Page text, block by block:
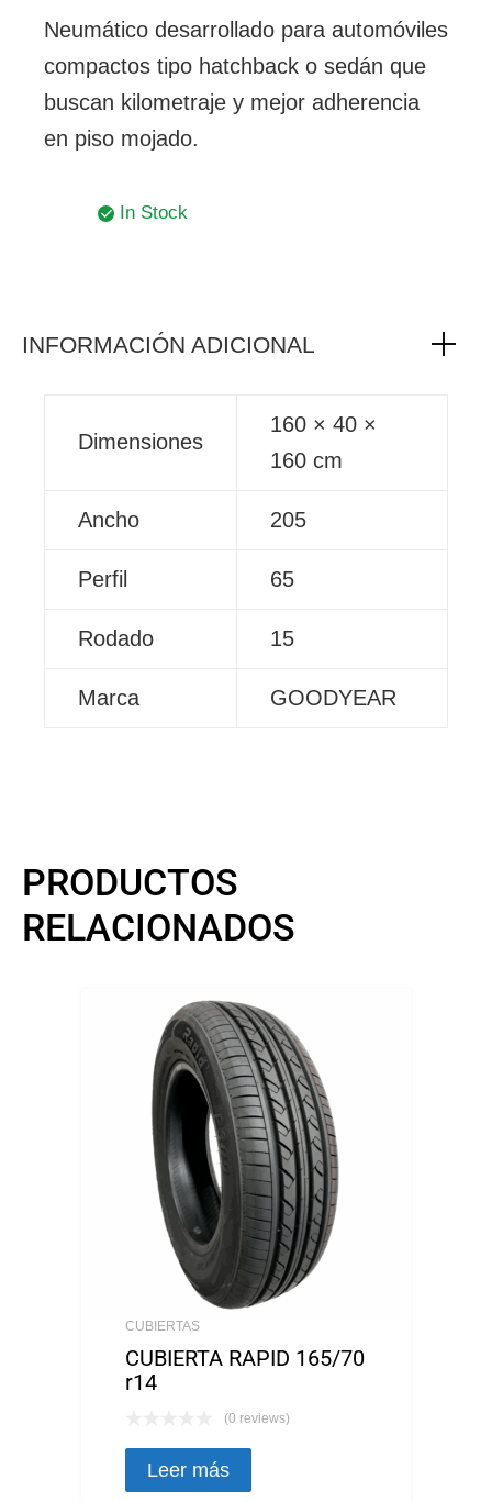
Neumático desarrollado para automóviles
compactos tipo hatchback o sedán que
buscan kilometraje y mejor adherencia
en piso mojado.
In Stock
INFORMACIÓN ADICIONAL
Dimensiones
160 × 40 ×
160 cm
Ancho 205
Perfil 65
Rodado 15
Marca GOODYEAR
PRODUCTOS
RELACIONADOS
CUBIERTAS
CUBIERTA RAPID 165/70
r14
(0 reviews)
Leer más